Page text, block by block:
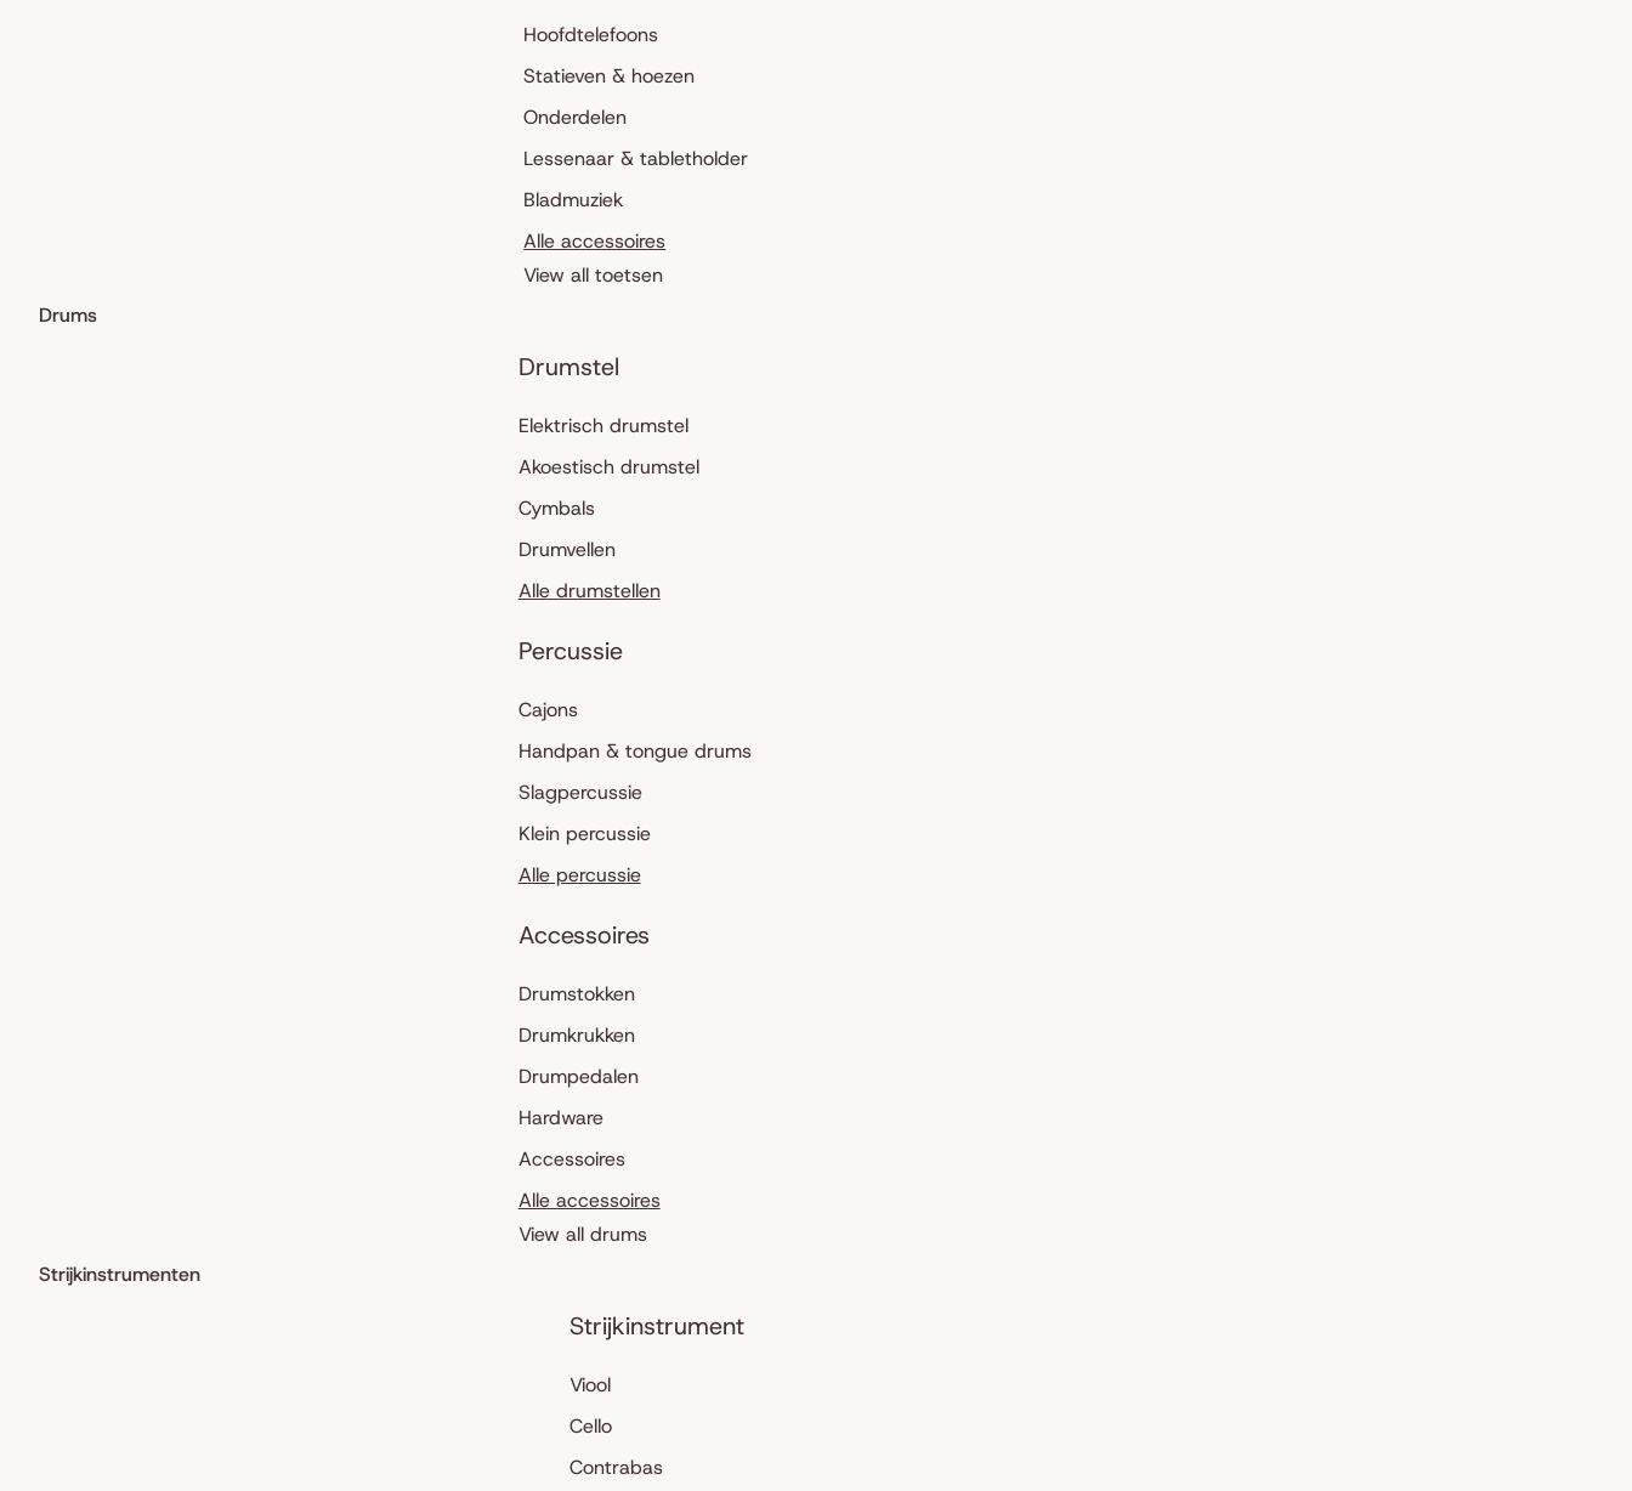
Hoofdtelefoons
Statieven & hoezen
Onderdelen
Lessenaar & tabletholder
Bladmuziek
Alle accessoires
View all toetsen
Drums
Drumstel
Elektrisch drumstel
Akoestisch drumstel
Cymbals
Drumvellen
Alle drumstellen
Percussie
Cajons
Handpan & tongue drums
Slagpercussie
Klein percussie
Alle percussie
Accessoires
Drumstokken
Drumkrukken
Drumpedalen
Hardware
Accessoires
Alle accessoires
View all drums
Strijkinstrumenten
Strijkinstrument
Viool
Cello
Contrabas